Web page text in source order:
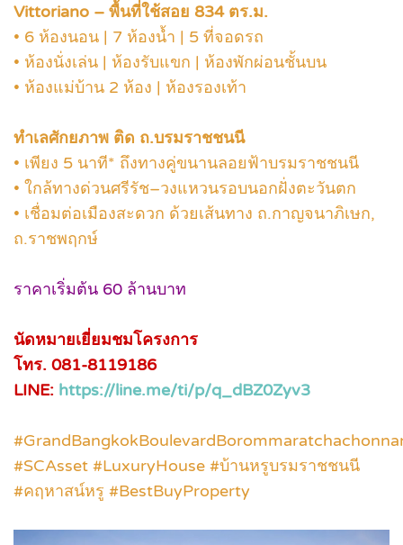
Vittoriano – พื้นที่ใช้สอย 834 ตร.ม.
• 6 ห้องนอน | 7 ห้องน้ำ | 5 ที่จอดรถ
• ห้องนั่งเล่น | ห้องรับแขก | ห้องพักผ่อนชั้นบน
• ห้องแม่บ้าน 2 ห้อง | ห้องรองเท้า
ทำเลศักยภาพ ติด ถ.บรมราชชนนี
• เพียง 5 นาที* ถึงทางคู่ขนานลอยฟ้าบรมราชชนนี
• ใกล้ทางด่วนศรีรัช–วงแหวนรอบนอกฝั่งตะวันตก
• เชื่อมต่อเมืองสะดวก ด้วยเส้นทาง ถ.กาญจนาภิเษก,
ถ.ราชพฤกษ์
ราคาเริ่มต้น 60 ล้านบาท
นัดหมายเยี่ยมชมโครงการ
โทร. 081-8119186
LINE: https://line.me/ti/p/q_dBZ0Zyv3
#SCAsset #LuxuryHouse #บ้านหรูบรมราชชนนี
#คฤหาสน์หรู #BestBuyProperty